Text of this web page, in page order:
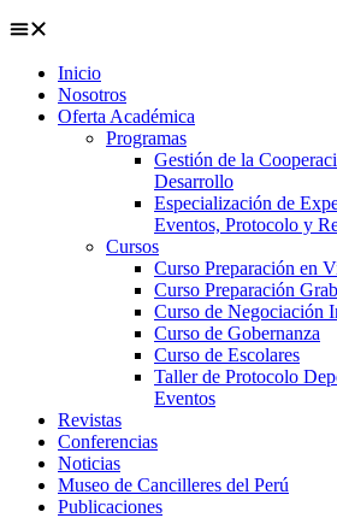
Inicio
Nosotros
Oferta Académica
Programas
Gestión de la
Desarrollo
Especialización de
Eventos, Protocolo y
Cursos
Curso Preparación en
Curso Preparación
Curso de Negociación
Curso de Gobernanza
Curso de Escolares
Taller de Protocolo
Eventos
Revistas
Conferencias
Noticias
Museo de Cancilleres del Perú
Publicaciones